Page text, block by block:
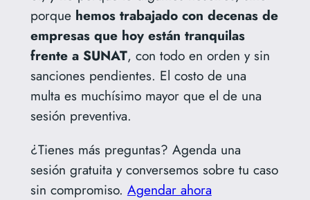
porque hemos trabajado con decenas de
empresas que hoy están tranquilas
frente a SUNAT, con todo en orden y sin
sanciones pendientes. El costo de una
multa es muchísimo mayor que el de una
sesión preventiva.
¿Tienes más preguntas? Agenda una
sesión gratuita y conversemos sobre tu caso
sin compromiso. Agendar ahora